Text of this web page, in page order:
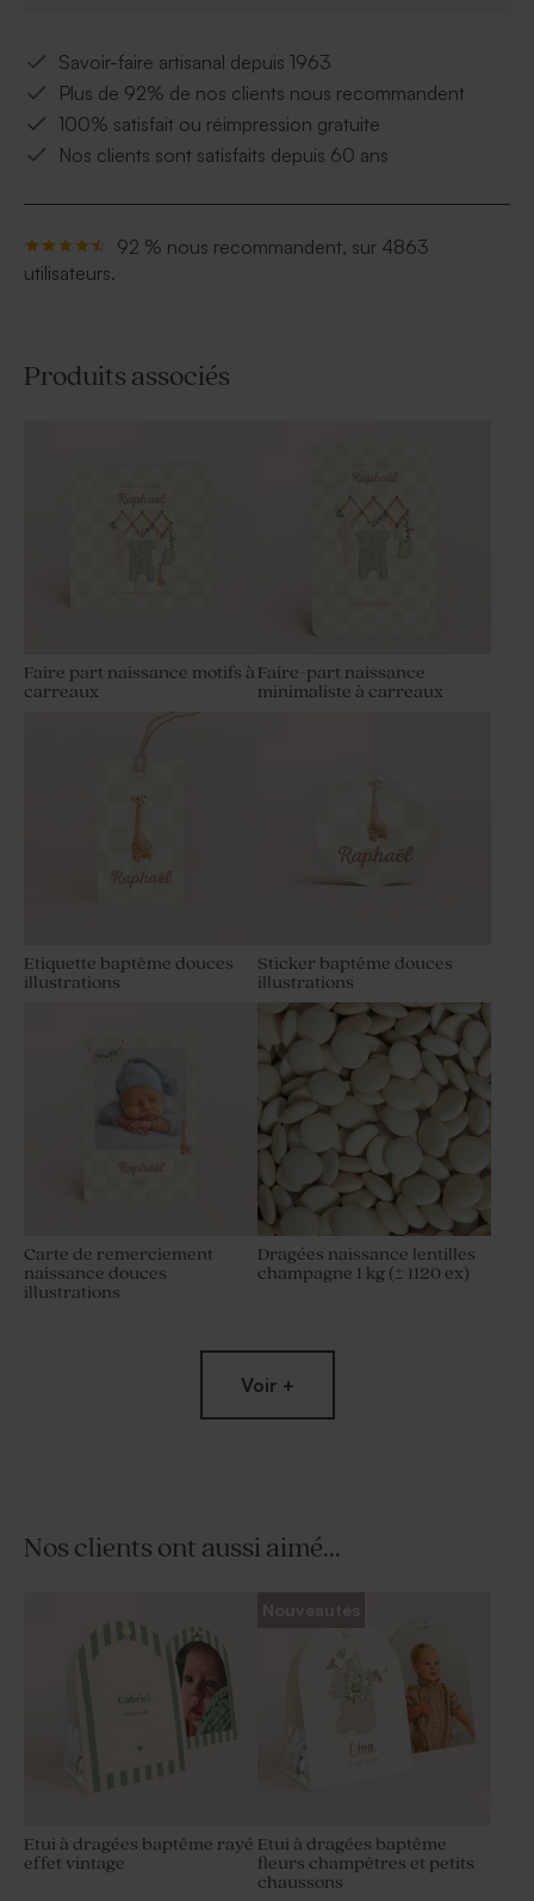
Savoir-faire artisanal depuis 1963
Plus de 92% de nos clients nous recommandent
100% satisfait ou réimpression gratuite
Nos clients sont satisfaits depuis 60 ans
92 % nous recommandent, sur 4863
utilisateurs.
Produits associés
Faire part naissance motifs à
carreaux
Faire-part naissance
minimaliste à carreaux
Etiquette baptême douces
illustrations
Sticker baptême douces
illustrations
Carte de remerciement
naissance douces
illustrations
Dragées naissance lentilles
champagne 1 kg (± 1120 ex)
Moulin à vent baptême beige
et son crayon gris
Voir +
Nos clients ont aussi aimé...
Etui à dragées baptême rayé
effet vintage
Nouveautés
Etui à dragées baptême
fleurs champêtres et petits
chaussons